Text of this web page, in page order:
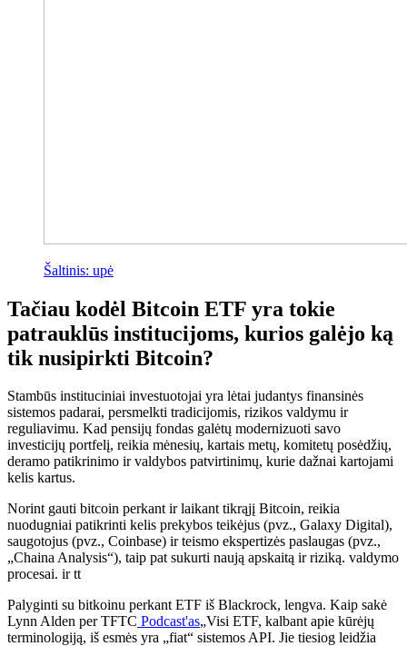
Šaltinis: upė
Tačiau kodėl Bitcoin ETF yra tokie
patrauklūs institucijoms, kurios galėjo ką
tik nusipirkti Bitcoin?
Stambūs instituciniai investuotojai yra lėtai judantys finansinės
sistemos padarai, persmelkti tradicijomis, rizikos valdymu ir
reguliavimu. Kad pensijų fondas galėtų modernizuoti savo
investicijų portfelį, reikia mėnesių, kartais metų, komitetų posėdžių,
deramo patikrinimo ir valdybos patvirtinimų, kurie dažnai kartojami
kelis kartus.
Norint gauti bitcoin perkant ir laikant tikrąjį Bitcoin, reikia
nuodugniai patikrinti kelis prekybos teikėjus (pvz., Galaxy Digital),
saugotojus (pvz., Coinbase) ir teismo ekspertizės paslaugas (pvz.,
„Chaina Analysis“), taip pat sukurti naują apskaitą ir riziką. valdymo
procesai. ir tt
Palyginti su bitkoinu perkant ETF iš Blackrock, lengva. Kaip sakė
Lynn Alden per TFTC Podcast'as„Visi ETF, kalbant apie kūrėjų
terminologiją, iš esmės yra „fiat“ sistemos API. Jie tiesiog leidžia